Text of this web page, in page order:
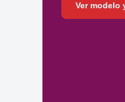
Ver modelo